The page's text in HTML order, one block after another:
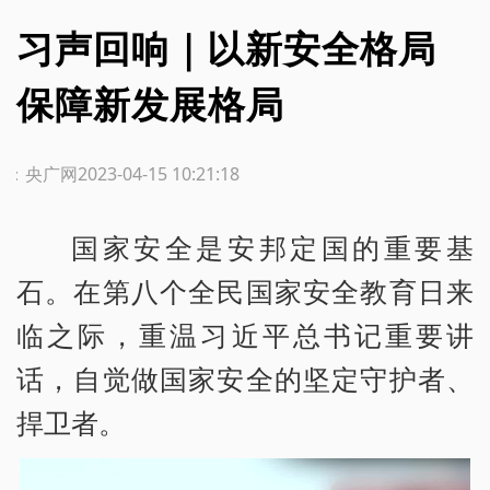
习声回响｜以新安全格局
保障新发展格局
2023-04-15 10:21:18
：央广网
国家安全是安邦定国的重要基
石。在第八个全民国家安全教育日来
临之际，重温习近平总书记重要讲
话，自觉做国家安全的坚定守护者、
捍卫者。